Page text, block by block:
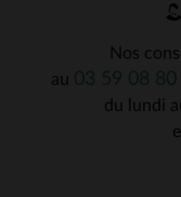
Nos
au
du lundi